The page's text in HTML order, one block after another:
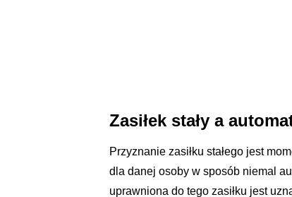
Zasiłek stały a
Przyznanie zasiłku stałego jest
dla danej osoby w sposób niemal
uprawniona do tego zasiłku jest